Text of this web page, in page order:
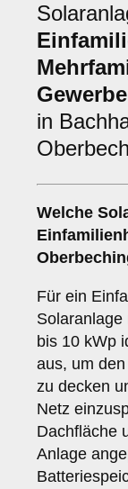
Gewerbe
in
Welche
Für ein
bis 10 kWp
aus, um
zu decken
Netz
Dachfläche
Anlage